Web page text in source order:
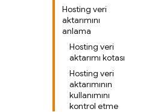
Hosting veri
aktarımını
anlama
Hosting veri
aktarımı kotası
Hosting veri
aktarımının
kullanımını
kontrol etme